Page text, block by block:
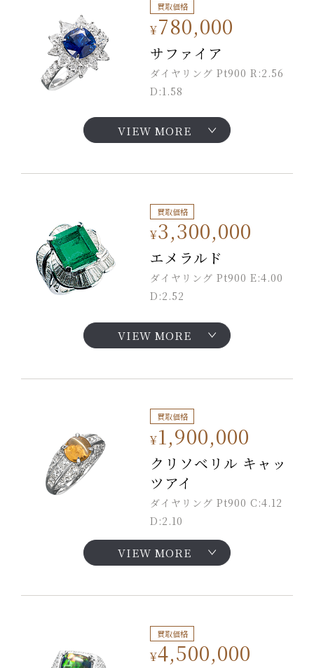
買取価格
¥780,000
サファイア
ダイヤリング Pt900 R:2.56
D:1.58
VIEW MORE
買取価格
¥3,300,000
エメラルド
ダイヤリング Pt900 E:4.00
D:2.52
VIEW MORE
買取価格
¥1,900,000
クリソベリル キャッ
ツアイ
ダイヤリング Pt900 C:4.12
D:2.10
VIEW MORE
買取価格
¥4,500,000